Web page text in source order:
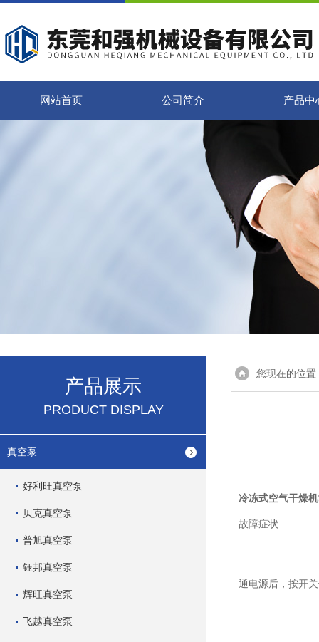
网站首页 公司简介 产品中
产品展示
PRODUCT DISPLAY
真空泵
好利旺真空泵
贝克真空泵
普旭真空泵
钰邦真空泵
辉旺真空泵
飞越真空泵
您现在的位置
冷冻式空气干燥
故障症状
通电源后，按开